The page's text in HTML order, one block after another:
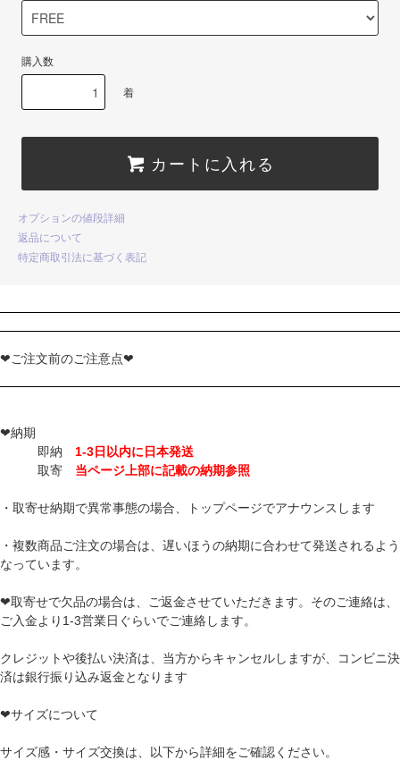
購入数
着
カートに入れる
オプションの値段詳細
返品について
特定商取引法に基づく表記
❤ご注文前のご注意点❤
❤納期
即納 1-3日以内に日本発送
取寄 当ページ上部に記載の納期参照
・取寄せ納期で異常事態の場合、トップページでアナウンスします
・複数商品ご注文の場合は、遅いほうの納期に合わせて発送されるよう
なっています。
❤取寄せで欠品の場合は、ご返金させていただきます。そのご連絡は、
ご入金より1-3営業日ぐらいでご連絡します。
クレジットや後払い決済は、当方からキャンセルしますが、コンビニ決
済は銀行振り込み返金となります
❤サイズについて
サイズ感・サイズ交換は、以下から詳細をご確認ください。